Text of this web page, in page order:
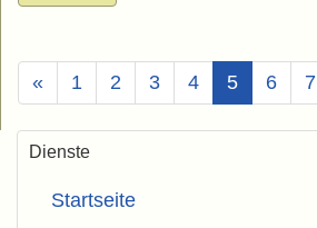
« 1 2 3 4 5(Aktuell)
6 7
Dienste
Startseite